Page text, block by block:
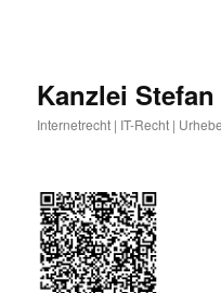
Kanzlei
Internetrecht | IT-Recht |